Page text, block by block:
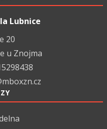
Lubnice
20
u Znojma